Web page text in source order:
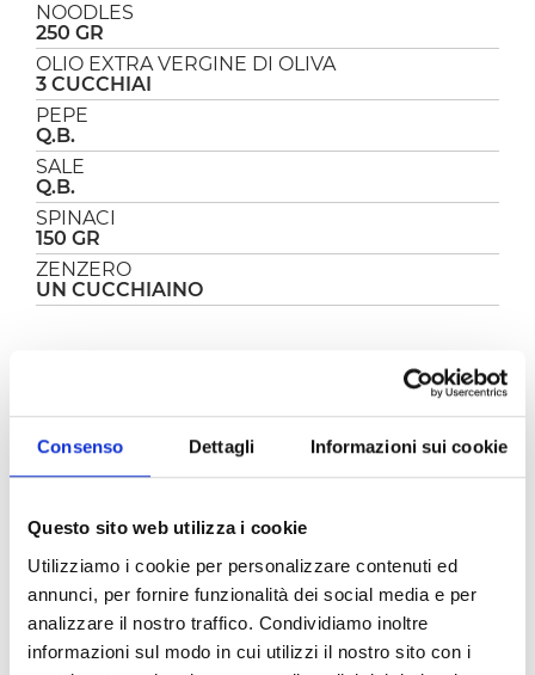
Consenso Dettagli Informazioni sui cookie
Questo sito web utilizza i cookie
Utilizziamo i cookie per personalizzare contenuti ed
annunci, per fornire funzionalità dei social media e per
analizzare il nostro traffico. Condividiamo inoltre
informazioni sul modo in cui utilizzi il nostro sito con i
NOODLES
250 GR
OLIO EXTRA VERGINE DI OLIVA
3 CUCCHIAI
PEPE
Q.B.
SALE
Q.B.
SPINACI
150 GR
ZENZERO
UN CUCCHIAINO
La zuppa di noodles è una ricetta orientale
deliziosa che ho un po’ personalizzato,
rendendola più vicina ai nostri sapori. Per
semplici che tutti abbiamo in casa e ho
preparato un piatto nutriente, sano e
gustosissimo, la zuppa di noodles è
semplicissima da realizzare ed è pronta in pochi
minuti!
Per prima cosa sbucciate le cipolle e tagliatele